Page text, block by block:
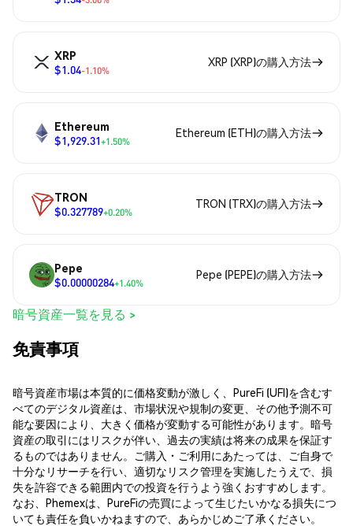
XRP
$1.04-1.10%
XRP (XRP)の購入方法
Ethereum
$1,929.31+1.50%
Ethereum (ETH)の購入方法
TRON
$0.327789+0.20%
TRON (TRX)の購入方法
Pepe
$0.00000284+1.40%
Pepe (PEPE)の購入方法
暗号資産一覧を見る >
免責事項
暗号資産市場は本質的に価格変動が激しく、PureFi (UFI)を含むす
べてのデジタル資産は、市場状況や規制の変更、その他予測不可
能な要因により、大きく価格が変動する可能性があります。暗号
資産の取引にはリスクが伴い、過去の実績は将来の成果を保証す
るものではありません。ご購入・ご利用にあたっては、ご自身で
十分なリサーチを行い、適切なリスク管理を実施したうえで、損
失を許容できる範囲内での投資を行うよう強くおすすめします。
なお、Phemexは、PureFiの売買によって生じたいかなる損失につ
いても責任を負いかねますので、あらかじめご了承ください。